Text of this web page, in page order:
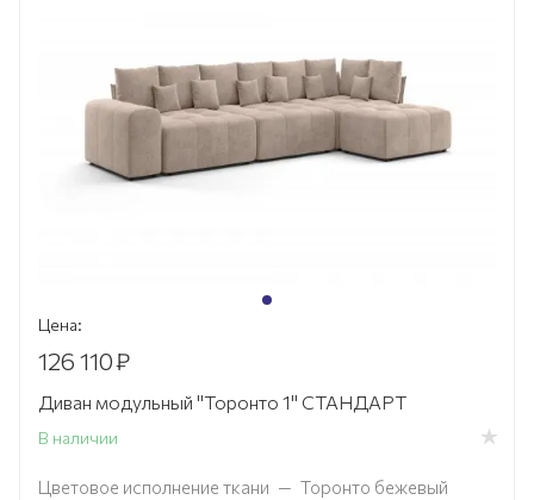
Цена:
126 110₽
Диван модульный "Торонто 1" СТАНДАРТ
В наличии
Цветовое исполнение ткани — Торонто бежевый